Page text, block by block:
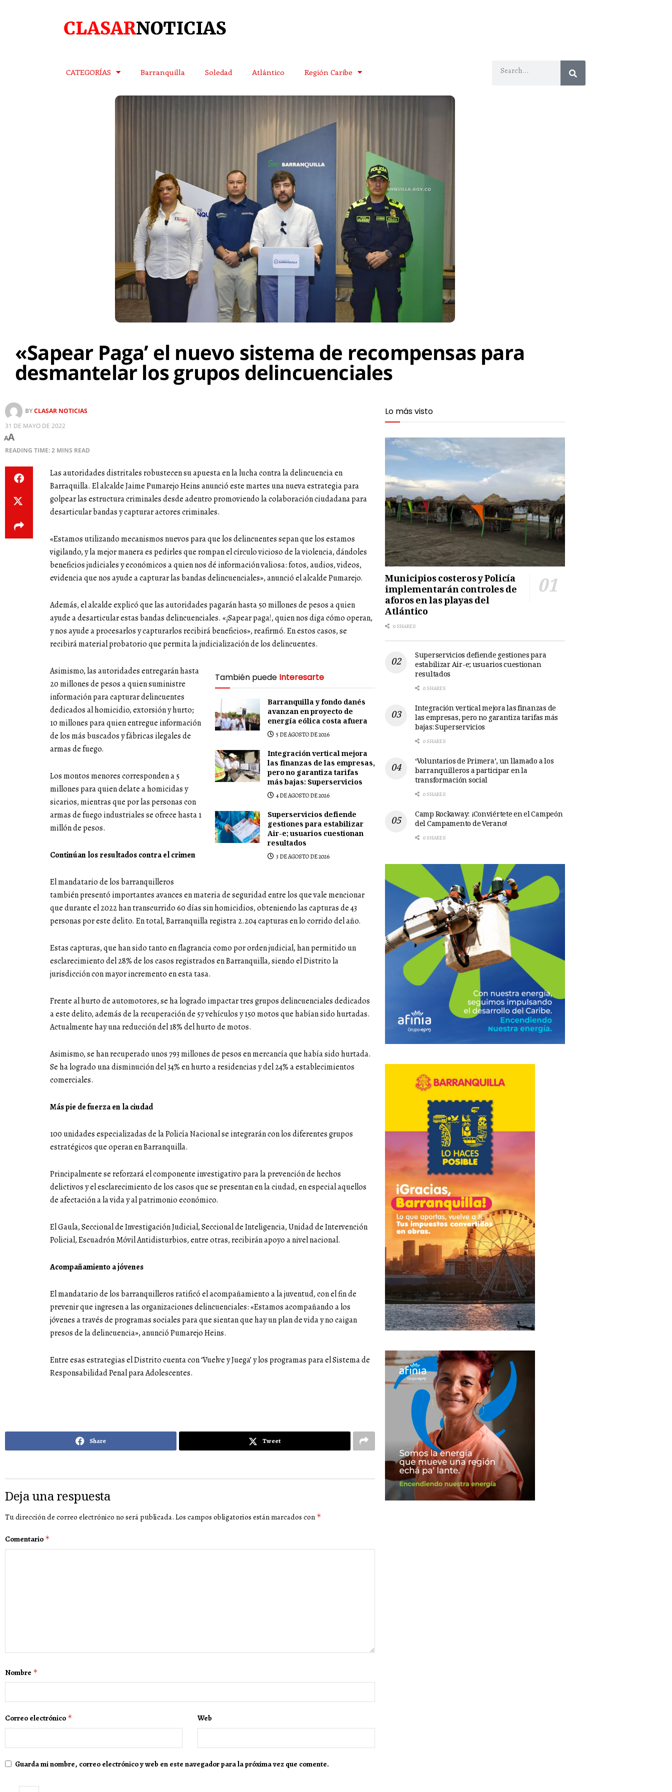
CATEGORÍAS Barranquilla Soledad Atlántico Región Caribe
«Sapear Paga’ el nuevo sistema de recompensas para
desmantelar los grupos delincuenciales
BYCLASAR NOTICIAS
31 DE MAYO DE 2022
AA
READING TIME: 2 MINS READ
Las autoridades distritales robustecen su apuesta en la lucha contra la delincuencia en
Barraquilla. El alcalde Jaime Pumarejo Heins anunció este martes una nueva estrategia para
golpear las estructura criminales desde adentro promoviendo la colaboración ciudadana para
desarticular bandas y capturar actores criminales.
«Estamos utilizando mecanismos nuevos para que los delincuentes sepan que los estamos
vigilando, y la mejor manera es pedirles que rompan el círculo vicioso de la violencia, dándoles
beneficios judiciales y económicos a quien nos dé información valiosa: fotos, audios, videos,
evidencia que nos ayude a capturar las bandas delincuenciales», anunció el alcalde Pumarejo.
Además, el alcalde explicó que las autoridades pagarán hasta 50 millones de pesos a quien
ayude a desarticular estas bandas delincuenciales. «¡Sapear paga!, quien nos diga cómo operan,
y nos ayude a procesarlos y capturarlos recibirá beneficios», reafirmó. En estos casos, se
recibirá material probatorio que permita la judicialización de los delincuentes.
También puede Interesarte
Barranquilla y fondo danés
avanzan en proyecto de
energía eólica costa afuera
5 DE AGOSTO DE 2026
Integración vertical mejora
las finanzas de las empresas,
pero no garantiza tarifas
más bajas: Superservicios
4 DE AGOSTO DE 2026
Superservicios defiende
gestiones para estabilizar
Air-e; usuarios cuestionan
resultados
3 DE AGOSTO DE 2026
Asimismo, las autoridades entregarán hasta
20 millones de pesos a quien suministre
información para capturar delincuentes
dedicados al homicidio, extorsión y hurto;
10 millones para quien entregue información
de los más buscados y fábricas ilegales de
armas de fuego.
Los montos menores corresponden a 5
millones para quien delate a homicidas y
sicarios, mientras que por las personas con
armas de fuego industriales se ofrece hasta 1
millón de pesos.
Continúan los resultados contra el crimen
El mandatario de los barranquilleros
también presentó importantes avances en materia de seguridad entre los que vale mencionar
que durante el 2022 han transcurrido 60 días sin homicidios, obteniendo las capturas de 43
personas por este delito. En total, Barranquilla registra 2.204 capturas en lo corrido del año.
Estas capturas, que han sido tanto en flagrancia como por orden judicial, han permitido un
esclarecimiento del 28% de los casos registrados en Barranquilla, siendo el Distrito la
jurisdicción con mayor incremento en esta tasa.
Frente al hurto de automotores, se ha logrado impactar tres grupos delincuenciales dedicados
a este delito, además de la recuperación de 57 vehículos y 150 motos que habían sido hurtadas.
Actualmente hay una reducción del 18% del hurto de motos.
Asimismo, se han recuperado unos 793 millones de pesos en mercancía que había sido hurtada.
Se ha logrado una disminución del 34% en hurto a residencias y del 24% a establecimientos
comerciales.
Más pie de fuerza en la ciudad
100 unidades especializadas de la Policía Nacional se integrarán con los diferentes grupos
estratégicos que operan en Barranquilla.
Principalmente se reforzará el componente investigativo para la prevención de hechos
delictivos y el esclarecimiento de los casos que se presentan en la ciudad, en especial aquellos
de afectación a la vida y al patrimonio económico.
El Gaula, Seccional de Investigación Judicial, Seccional de Inteligencia, Unidad de Intervención
Policial, Escuadrón Móvil Antidisturbios, entre otras, recibirán apoyo a nivel nacional.
Acompañamiento a jóvenes
El mandatario de los barranquilleros ratificó el acompañamiento a la juventud, con el fin de
prevenir que ingresen a las organizaciones delincuenciales: «Estamos acompañando a los
jóvenes a través de programas sociales para que sientan que hay un plan de vida y no caigan
presos de la delincuencia», anunció Pumarejo Heins.
Entre esas estrategias el Distrito cuenta con ‘Vuelve y Juega’ y los programas para el Sistema de
Responsabilidad Penal para Adolescentes.
Share Tweet
Deja una respuesta
Tu dirección de correo electrónico no será publicada. Los campos obligatorios están marcados con *
Comentario *
Nombre *
Correo electrónico * Web
Guarda mi nombre, correo electrónico y web en este navegador para la próxima vez que comente.
Lo más visto
Municipios costeros y Policía
implementarán controles de
aforos en las playas del
Atlántico
0 SHARES
Superservicios defiende gestiones para
estabilizar Air-e; usuarios cuestionan
resultados
0 SHARES
Integración vertical mejora las finanzas de
las empresas, pero no garantiza tarifas más
bajas: Superservicios
0 SHARES
‘Voluntarios de Primera’, un llamado a los
barranquilleros a participar en la
transformación social
0 SHARES
Camp Rockaway: ¡Conviértete en el Campeón
del Campamento de Verano!
0 SHARES